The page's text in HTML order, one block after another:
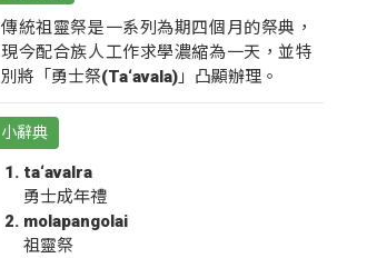
傳統祖靈祭是一系列為期四個月的祭典，
現今配合族人工作求學濃縮為一天，並特
別將「勇士祭(Ta‘avala)」凸顯辦理。
小辭典
ta‘avalra
勇士成年禮
molapangolai
祖靈祭